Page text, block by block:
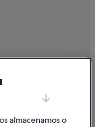
almacenamos o